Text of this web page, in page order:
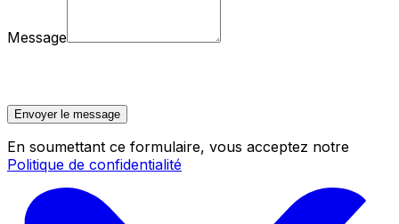
Message
Envoyer le message
En soumettant ce formulaire, vous acceptez notre
Politique de confidentialité